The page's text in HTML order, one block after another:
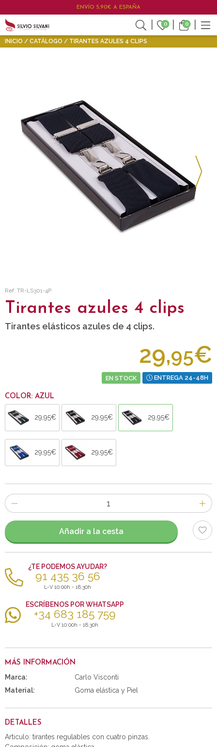
ENVÍO 5,90€ A ESPAÑA
0 0
INICIO CATÁLOGO TIRANTES AZULES 4 CLIPS
Ref: TR-LS301-4P
Tirantes azules 4 clips
Tirantes elásticos azules de 4 clips.
29,95€
EN STOCK ENTREGA 24-48H
COLOR: AZUL
29,95€ 29,95€ 29,95€
29,95€ 29,95€
Número
de
artículos
Añadir a la cesta
¿TE PODEMOS AYUDAR?
91 435 36 56
L-V 10:00h - 18:30h
ESCRÍBENOS POR WHATSAPP
+34 683 185 759
L-V 10:00h - 18:30h
MÁS INFORMACIÓN
Marca:
Carlo Visconti
Material:
Goma elástica y Piel
DETALLES
Articulo: tirantes regulables con cuatro pinzas.